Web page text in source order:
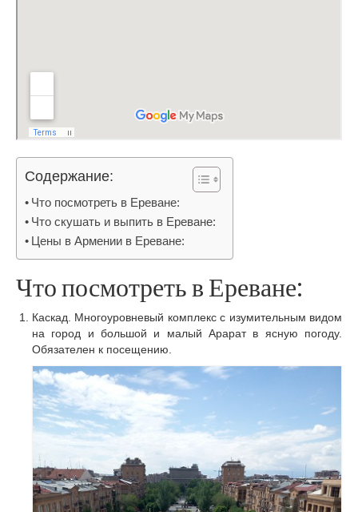
Содержание:
Что посмотреть в Ереване:
Что скушать и выпить в Ереване:
Цены в Армении в Ереване:
Что посмотреть в Ереване:
Каскад. Многоуровневый комплекс с изумительным видом
на город и большой и малый Арарат в ясную погоду.
Обязателен к посещению.